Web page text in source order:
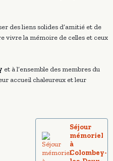
des liens solides d’amitié et de
vivre la mémoire de celles et ceux
et à l’ensemble des membres du
accueil chaleureux et leur
Séjour
mémoriel
à
Colombey-